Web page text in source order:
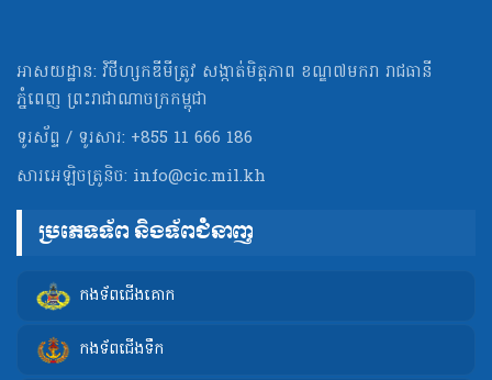
អាសយដ្ឋាន: វិថីហ្សកឌីមីត្រូវ សង្កាត់មិត្ដភាព ខណ្ឌ៧មករា រាជធានី
ភ្នំពេញ ព្រះរាជាណាចក្រកម្ពុជា
ទូរស័ព្ទ / ទូរសារ: +855 11 666 186
សារអេឡិចត្រូនិច: info@cic.mil.kh
ប្រភេទទ័ព និងទ័ពជំនាញ
កងទ័ពជើងគោក
កងទ័ពជើងទឹក